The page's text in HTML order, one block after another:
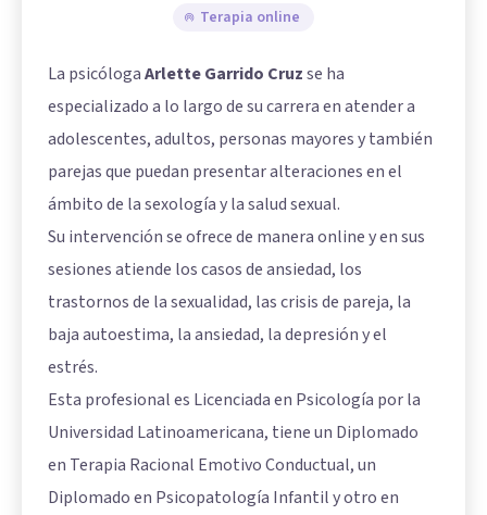
Terapia online
La psicólogaArlette Garrido Cruzse ha
especializado a lo largo de su carrera en atender a
adolescentes, adultos, personas mayores y también
parejas que puedan presentar alteraciones en el
ámbito de la sexología y la salud sexual.
Su intervención se ofrece de manera online y en sus
sesiones atiende los casos de ansiedad, los
trastornos de la sexualidad, las crisis de pareja, la
baja autoestima, la ansiedad, la depresión y el
estrés.
Esta profesional es Licenciada en Psicología por la
Universidad Latinoamericana, tiene un Diplomado
en Terapia Racional Emotivo Conductual, un
Diplomado en Psicopatología Infantil y otro en